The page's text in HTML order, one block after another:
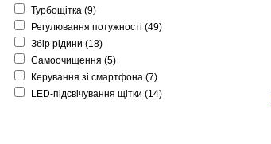
Турбощітка (9)
Регулювання потужності (49)
Збір рідини (18)
Самоочищення (5)
Керування зі смартфона (7)
LED-підсвічування щітки (14)